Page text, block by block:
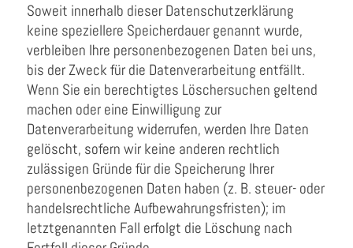
Soweit innerhalb dieser Datenschutzerklärung
keine speziellere Speicherdauer genannt wurde,
verbleiben Ihre personenbezogenen Daten bei uns,
bis der Zweck für die Datenverarbeitung entfällt.
Wenn Sie ein berechtigtes Löschersuchen geltend
machen oder eine Einwilligung zur
Datenverarbeitung widerrufen, werden Ihre Daten
gelöscht, sofern wir keine anderen rechtlich
zulässigen Gründe für die Speicherung Ihrer
personenbezogenen Daten haben (z. B. steuer- oder
handelsrechtliche Aufbewahrungsfristen); im
letztgenannten Fall erfolgt die Löschung nach